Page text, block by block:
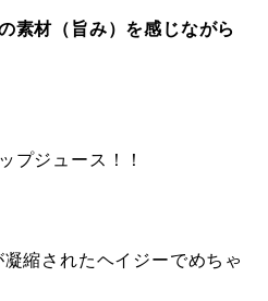
素材（旨み）を感じながら
プジュース！！
縮されたヘイジーでめちゃ